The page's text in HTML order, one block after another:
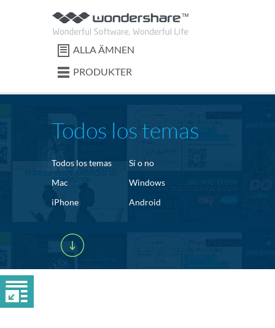
ALLA ÄMNEN
PRODUKTER
Todos los temas
Todos los temas
Sí o no
Mac
Windows
iPhone
Android